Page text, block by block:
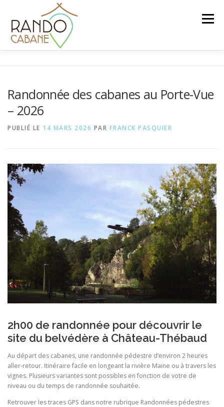
contenu
Menu
RÉSERVER UNE CABANE
Randonnée des cabanes au Porte-Vue
– 2026
PUBLIÉ LE 14 MARS 2026 PAR FRANCK PASQUIER
2h00 de randonnée pour découvrir le
site du belvédère à Château-Thébaud
Au départ des cabanes, une randonnée pédestre d’environ 2 heures
aller-retour. Itinéraire facile en longeant la rivière Maine ou à travers les
vignes. Plusieurs variantes sont possibles en fonction de votre de
niveau ou du temps de randonnée souhaitée.
Retrouver les traces GPS dans notre rubrique Randonnées pédestres